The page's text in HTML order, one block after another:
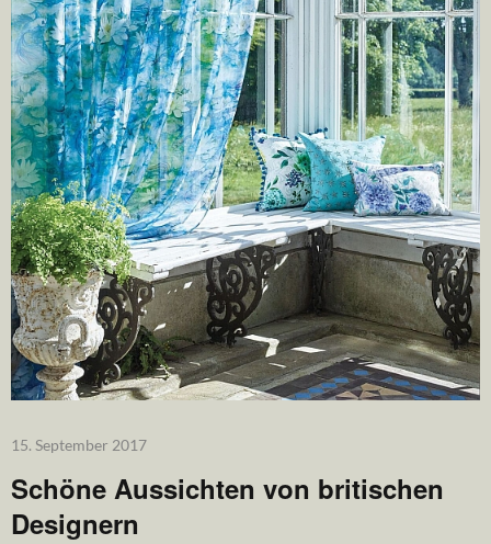
15. September 2017
Schöne Aussichten von britischen
Designern